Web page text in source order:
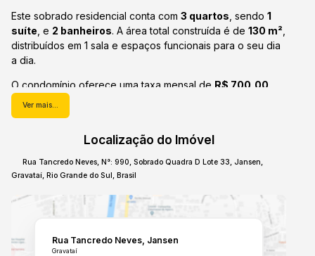
Este sobrado residencial conta com 3 quartos , sendo 1
suíte , e 2 banheiros. A área total construída é de 130 m²
distribuídos em 1 sala e espaços funcionais para o seu dia
a dia.
O condomínio oferece uma taxa mensal de R$ 700,00
contribuindo para a manutenção e segurança do local.
apresenta flexibilidade paraaluguelpor R$ 6.000,00
definanciamento.
Explore esta oportunidade em Gravataí. Entre em contato
para saber mais.
Ver mais...
Localização do Imóvel
Rua Tancredo Neves,N°: 990,Sobrado Quadra D Lote 33,Jansen,
Gravataí, Rio Grande do Sul, Brasil
Rua Tancredo Neves Jansen
Gravataí